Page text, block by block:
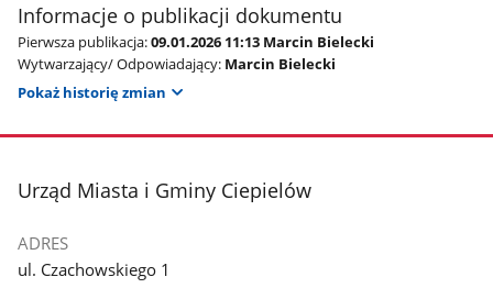
Informacje o publikacji dokumentu
Pierwsza publikacja:09.01.2026 11:13 Marcin Bielecki
Wytwarzający/ Odpowiadający: Marcin Bielecki
Pokaż historię zmian
stopka
Urząd Miasta i Gminy Ciepielów
ADRES
ul. Czachowskiego 1